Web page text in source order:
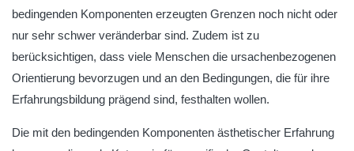
bedingenden Komponenten erzeugten Grenzen noch nicht oder
nur sehr schwer veränderbar sind. Zudem ist zu
berücksichtigen, dass viele Menschen die ursachenbezogenen
Orientierung bevorzugen und an den Bedingungen, die für ihre
Erfahrungsbildung prägend sind, festhalten wollen.
Die mit den bedingenden Komponenten ästhetischer Erfahrung